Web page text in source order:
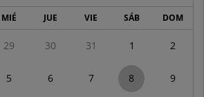
MIÉ JUE VIE SÁB DOM
29 30 31 1 2
5 6 7 8 9